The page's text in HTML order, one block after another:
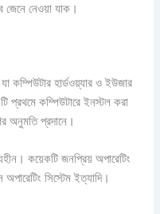
নেওয়া যাক।
কম্পিউটার হার্ডওয়্যার ও ইউজার
প্রথমে কম্পিউটারে ইনস্টল করা
অনুমতি প্রদানে।
কয়েকটি জনপ্রিয় অপারেটিং
সিস্টেম ইত্যাদি।